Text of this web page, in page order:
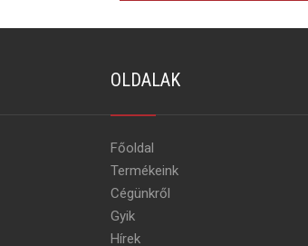
OLDALAK
Főoldal
Termékeink
Cégünkről
Gyik
Hírek